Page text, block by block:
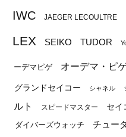
IWC JAEGER LECOULTRE
LEX
SEIKO TUDOR
ーデマピゲ オーデマ・ピ
グランドセイコー シャネル
ルト
スピードマスター セイ
ダイバーズウォッチ チュー